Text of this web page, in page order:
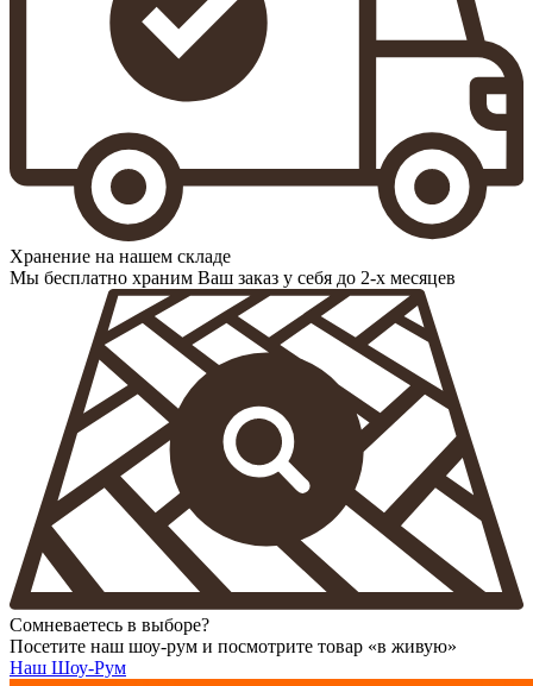
Хранение на нашем складе
Мы бесплатно храним Ваш заказ у себя до 2-х месяцев
Сомневаетесь в выборе?
Посетите наш шоу-рум и посмотрите товар «в живую»
Наш Шоу-Рум